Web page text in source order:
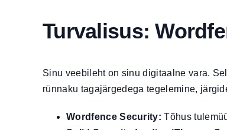
Turvalisus:
Sinu veebileht on sinu digitaalne vara.
rünnaku tagajärgedega tegelemine,
Wordfence Security: Tõhus